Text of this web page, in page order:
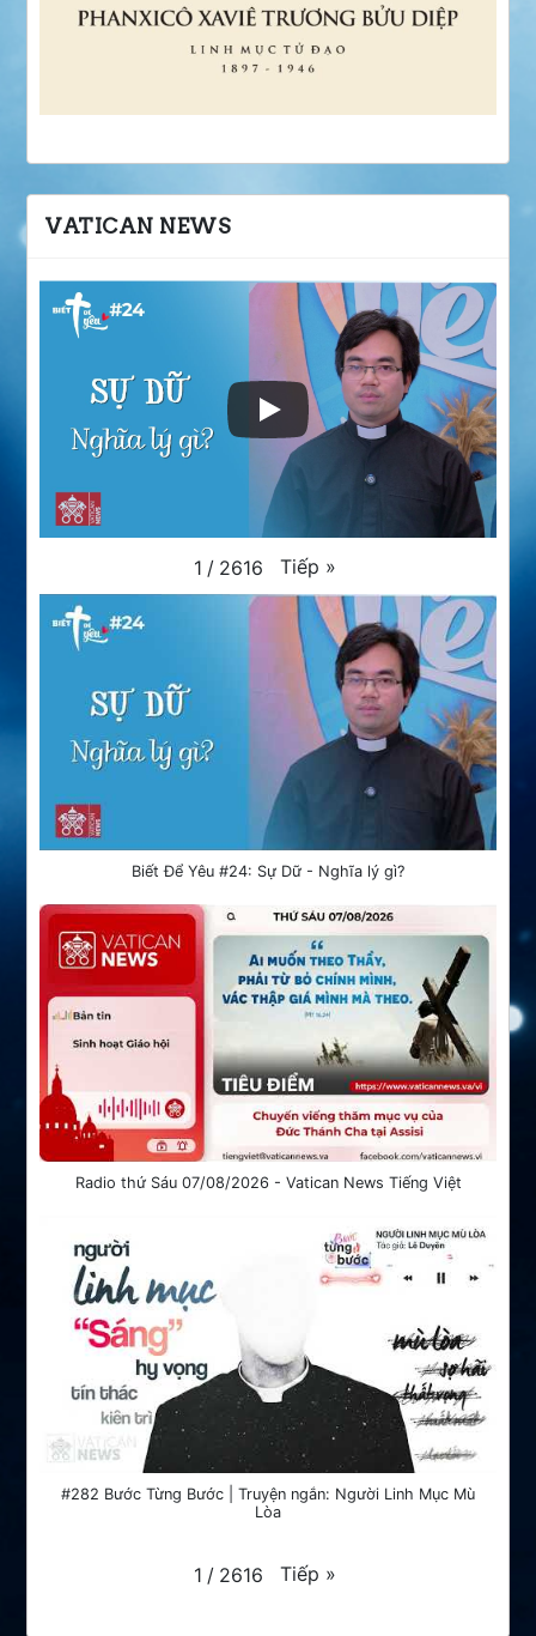
VATICAN NEWS
1 / 2616 Tiếp »
Biết Để Yêu #24: Sự Dữ - Nghĩa lý gì?
Radio thứ Sáu 07/08/2026 - Vatican News Tiếng Việt
#282 Bước Từng Bước | Truyện ngắn: Người Linh Mục Mù
Lòa
1 / 2616 Tiếp »